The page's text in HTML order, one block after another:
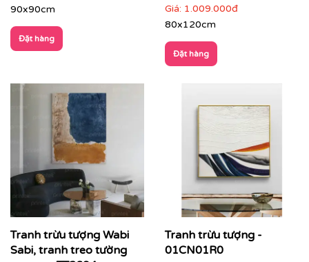
👉 Gợi ý phối hợp:
Chọn tranh cótông màu liên kết với nội thất
thảm, ánh sáng)
90x90cm
Đặt hàng
Giá: 1.009.000đ
80x120cm
Đặt hàng
Tranh trừu tượng Wabi
Sabi, tranh treo tường
Tranh trừu tượng -
01CN01R0